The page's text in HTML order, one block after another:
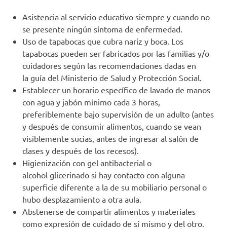
Asistencia al servicio educativo siempre y cuando no
se presente ningún síntoma de enfermedad.
Uso de tapabocas que cubra nariz y boca. Los
tapabocas pueden ser fabricados por las familias y/o
cuidadores según las recomendaciones dadas en
la guía del Ministerio de Salud y Protección Social.
Establecer un horario específico de lavado de manos
con agua y jabón mínimo cada 3 horas,
preferiblemente bajo supervisión de un adulto (antes
y después de consumir alimentos, cuando se vean
visiblemente sucias, antes de ingresar al salón de
clases y después de los recesos).
Higienización con gel antibacterial o
alcohol glicerinado si hay contacto con alguna
superficie diferente a la de su mobiliario personal o
hubo desplazamiento a otra aula.
Abstenerse de compartir alimentos y materiales
como expresión de cuidado de sí mismo y del otro.